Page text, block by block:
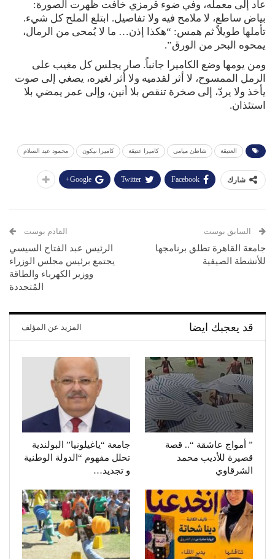
عاد إلى معمله، وفي ضوء قرمزي خافت ظهرت الصورة:
بياض ساطع، لا ملامح فيه ولا تفاصيل. ابتلع الملح كل شيء.
تأملها طويلاً ثم همس: “هكذا إذن… ما لا يُمحى من الرمال،
يمحوه البحر من الورق”.
ومن يومها وضع الكاميرا جانباً. صار يجلس كل مغيب على
الرمل الممسوح، لا أثر لقدميه ولا أثر لغيره، يصغي إلى صوت
يأخذ ولا يردّ، إلى صخرة تنقص بلا أنين، وإلى عمر يمضي بلا
استئذان.
العتيقة شاطئ ميامي كاميرا عتيقة كاميرا نيكون محمود عبد السلام
شارك Facebook
Twitter
Google+
السابق بوست
جامعة القاهرة تطلق برنامجها
للأنشطة الصيفية
القادم بوست
الرئيس عبد الفتاح السيسي
يجتمع برئيس مجلس الوزراء
ووزير الكهرباء والطاقة
المُتجددة
قد يعجبك ايضا المزيد عن المؤلف
” أمواج عاشقة “.. قصة
قصيرة للأديب محمد
الشرقاوي
جامعة “ياغيلونيا” البولندية
تحلل مفهوم “الدولة الوطنية
و تجديد…